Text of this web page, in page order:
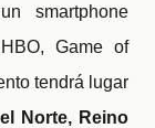
smartphone
Game of
tendrá lugar
Norte, Reino